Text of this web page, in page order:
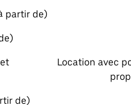
partir de)
Location avec
de)